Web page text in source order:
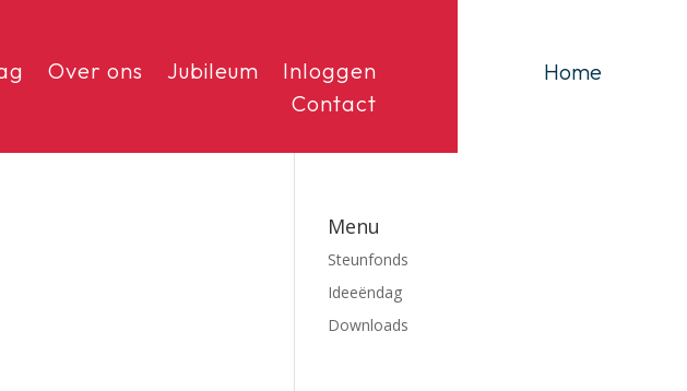
Over ons Jubileum
Inloggen
Contact
Home
Menu
Steunfonds
Ideeëndag
Downloads